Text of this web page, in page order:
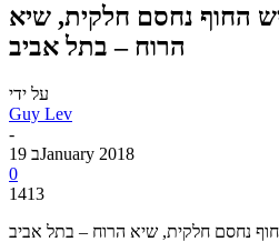
החוף נחסם חלקית, שיא
הרוח – בתל אביב
על ידי
Guy Lev
-
19 בJanuary 2018
0
1413
נחסם חלקית, שיא הרוח – בתל אביב